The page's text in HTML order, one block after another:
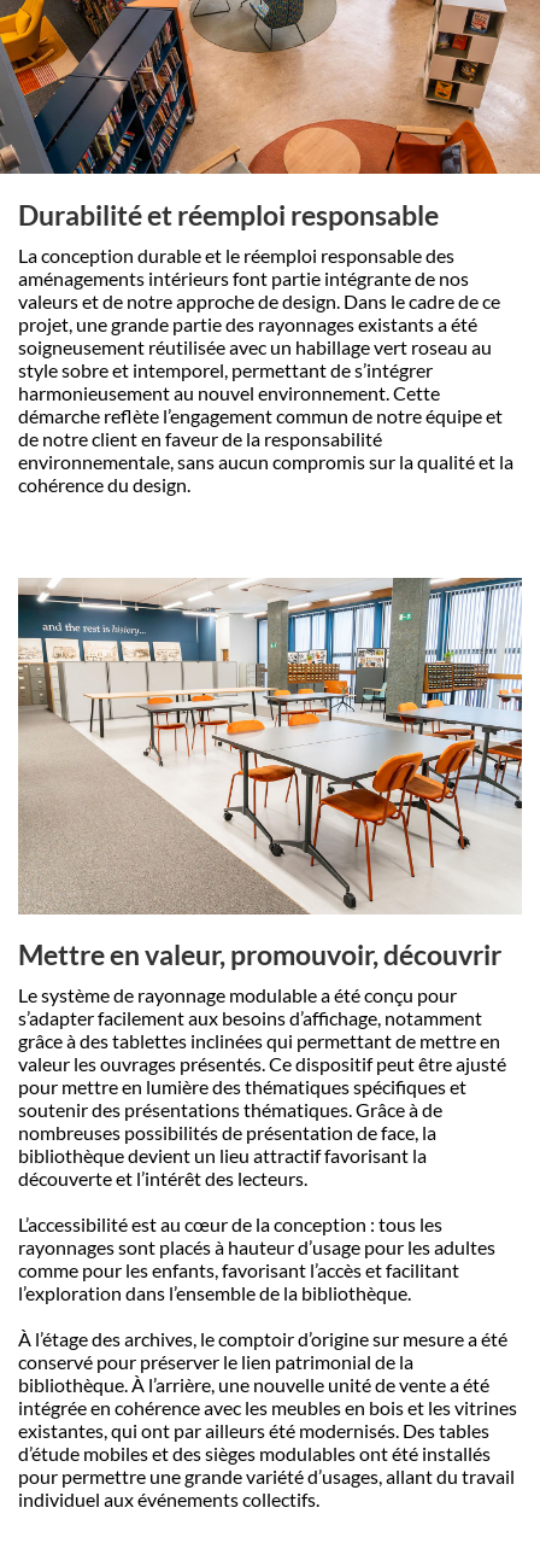
Durabilité et réemploi responsable
La conception durable et le réemploi responsable des
aménagements intérieurs font partie intégrante de nos
valeurs et de notre approche de design. Dans le cadre de ce
projet, une grande partie des rayonnages existants a été
soigneusement réutilisée avec un habillage vert roseau au
style sobre et intemporel, permettant de s’intégrer
harmonieusement au nouvel environnement. Cette
démarche reflète l’engagement commun de notre équipe et
de notre client en faveur de la responsabilité
environnementale, sans aucun compromis sur la qualité et la
cohérence du design.
Mettre en valeur, promouvoir, découvrir
Le système de rayonnage modulable a été conçu pour
s’adapter facilement aux besoins d’affichage, notamment
grâce à des tablettes inclinées qui permettant de mettre en
valeur les ouvrages présentés. Ce dispositif peut être ajusté
pour mettre en lumière des thématiques spécifiques et
soutenir des présentations thématiques. Grâce à de
nombreuses possibilités de présentation de face, la
bibliothèque devient un lieu attractif favorisant la
découverte et l’intérêt des lecteurs.
L’accessibilité est au cœur de la conception : tous les
rayonnages sont placés à hauteur d’usage pour les adultes
comme pour les enfants, favorisant l’accès et facilitant
l’exploration dans l’ensemble de la bibliothèque.
À l’étage des archives, le comptoir d’origine sur mesure a été
conservé pour préserver le lien patrimonial de la
bibliothèque. À l’arrière, une nouvelle unité de vente a été
intégrée en cohérence avec les meubles en bois et les vitrines
existantes, qui ont par ailleurs été modernisés. Des tables
d’étude mobiles et des sièges modulables ont été installés
pour permettre une grande variété d’usages, allant du travail
individuel aux événements collectifs.